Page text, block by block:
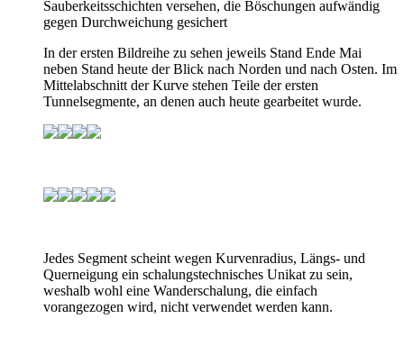
Sauberkeitsschichten versehen, die Böschungen aufwändig
gegen Durchweichung gesichert
In der ersten Bildreihe zu sehen jeweils Stand Ende Mai
neben Stand heute der Blick nach Norden und nach Osten. Im
Mittelabschnitt der Kurve stehen Teile der ersten
Tunnelsegmente, an denen auch heute gearbeitet wurde.
Jedes Segment scheint wegen Kurvenradius, Längs- und
Querneigung ein schalungstechnisches Unikat zu sein,
weshalb wohl eine Wanderschalung, die einfach
vorangezogen wird, nicht verwendet werden kann.